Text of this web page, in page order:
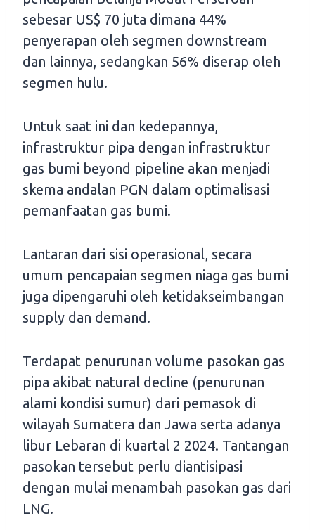
sebesar US$ 70 juta dimana 44%
penyerapan oleh segmen downstream
dan lainnya, sedangkan 56% diserap oleh
segmen hulu.
Untuk saat ini dan kedepannya,
infrastruktur pipa dengan infrastruktur
gas bumi beyond pipeline akan menjadi
skema andalan PGN dalam optimalisasi
pemanfaatan gas bumi.
Lantaran dari sisi operasional, secara
umum pencapaian segmen niaga gas bumi
juga dipengaruhi oleh ketidakseimbangan
supply dan demand.
Terdapat penurunan volume pasokan gas
pipa akibat natural decline (penurunan
alami kondisi sumur) dari pemasok di
wilayah Sumatera dan Jawa serta adanya
libur Lebaran di kuartal 2 2024. Tantangan
pasokan tersebut perlu diantisipasi
dengan mulai menambah pasokan gas dari
LNG.